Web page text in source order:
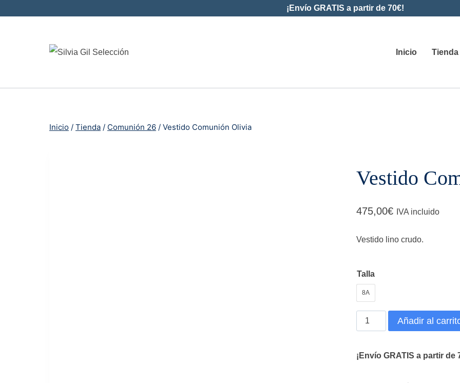
¡Envío GRATIS a partir de 70€!
Inicio Tienda
Inicio / Tienda / Comunión 26 / Vestido Comunión Olivia
Vestido
475,00€ IVA incluido
Vestido lino crudo.
Talla
8A
Vestido
Olivia
Añadir al
¡Envío GRATIS a partir de